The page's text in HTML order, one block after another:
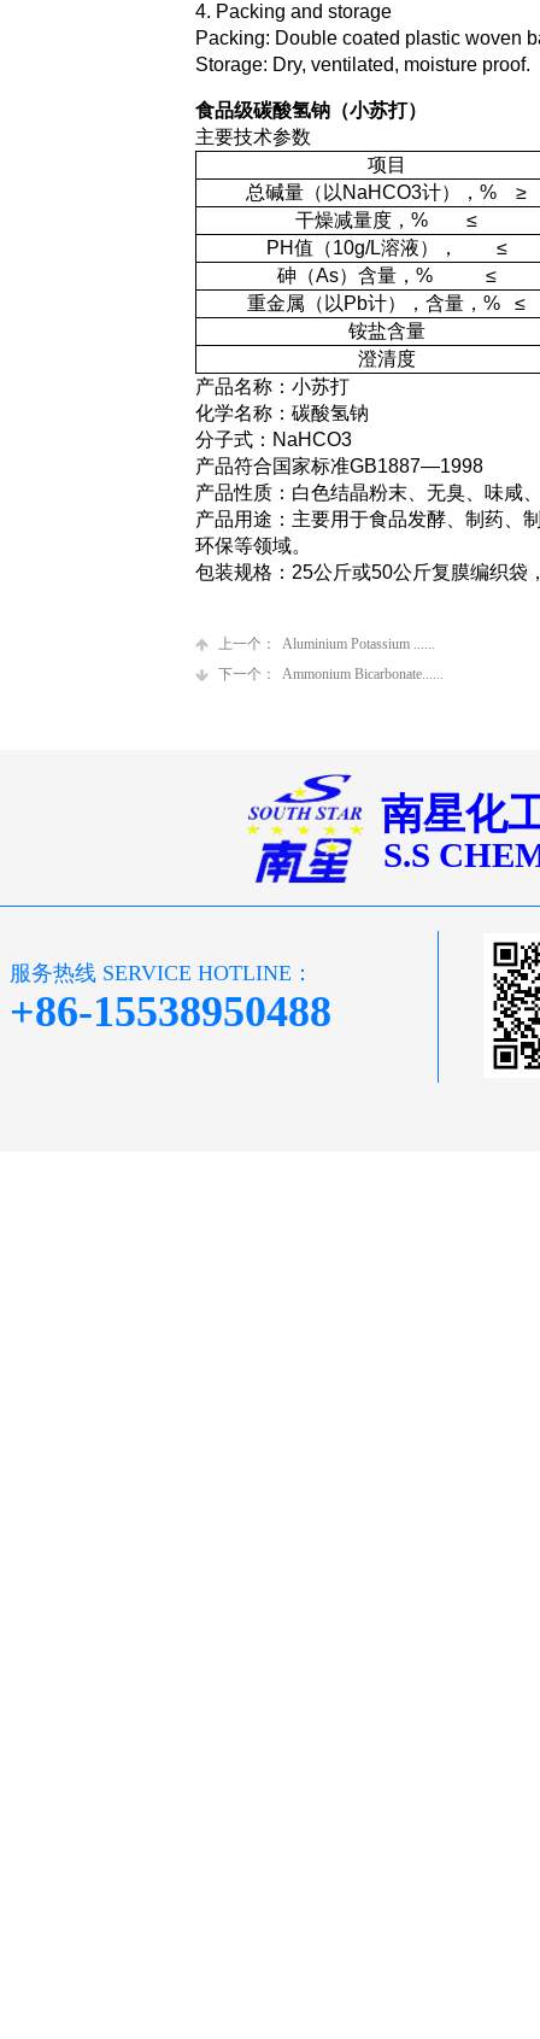
4. Packing
Packing: Double coated plastic woven
Storage: Dry, ventilated, moisture proof.
食品级碳酸氢钠（小苏打）
主要技术参数
项目
总碱量（以NaHCO3计），% ≥
干燥减量度，% ≤
PH值（10g/L溶液）， ≤
砷（As）含量，% ≤
重金属（以Pb计），含量，% ≤
铵盐含量
澄清度
产品名称：小苏打
化学名称：碳酸氢钠
分子式：NaHCO3
产品符合国家标准GB1887—1998
产品性质：白色结晶粉末、无臭、味咸
产品用途：主要用于食品发酵、制药、
环保等领域。
包装规格：25公斤或50公斤复膜编织袋
上一个：
Aluminium Potassium ......
下一个：
Ammonium Bicarbonate......
南星化
S.S
服务热线 SERVICE HOTLINE：
+86-15538950488